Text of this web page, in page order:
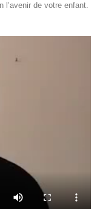
l’avenir de votre enfant.